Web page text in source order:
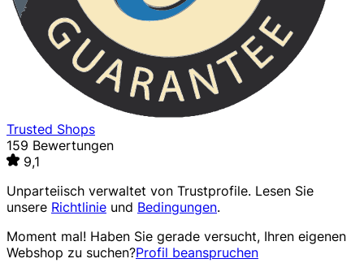
Trusted Shops
159 Bewertungen
9,1
Unparteiisch verwaltet von Trustprofile. Lesen Sie
unsere Richtlinie und Bedingungen.
Moment mal! Haben Sie gerade versucht, Ihren eigenen
Webshop zu suchen?Profil beanspruchen